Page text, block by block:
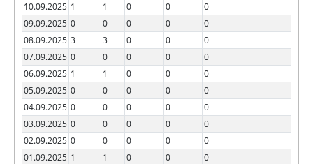
10.09.2025 1 1 0 0
0
09.09.2025 0 0 0 0
0
08.09.2025 3 3 0 0
0
07.09.2025 0 0 0 0
0
06.09.2025 1 1 0 0
0
05.09.2025 0 0 0 0
0
04.09.2025 0 0 0 0
0
03.09.2025 0 0 0 0
0
02.09.2025 0 0 0 0
0
01.09.2025 1 1 0 0
0